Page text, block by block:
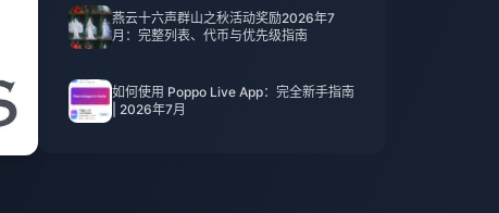
燕云十六声群山之秋活动奖励2026年7
月：完整列表、代币与优先级指南
如何使用 Poppo Live App：完全新手指南
| 2026年7月